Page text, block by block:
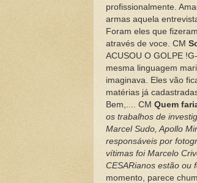
profissionalmente.
armas aquela
Foram eles que
através de voce. CM
ACUSOU O GOLPE
mesma linguagem
imaginava. Eles vão
matérias já
Bem,.... CM Quem
os trabalhos de
Marcel Sudo, Apollo
responsáveis por
vítimas foi Marcelo
CESARianos estão ou
momento, parece